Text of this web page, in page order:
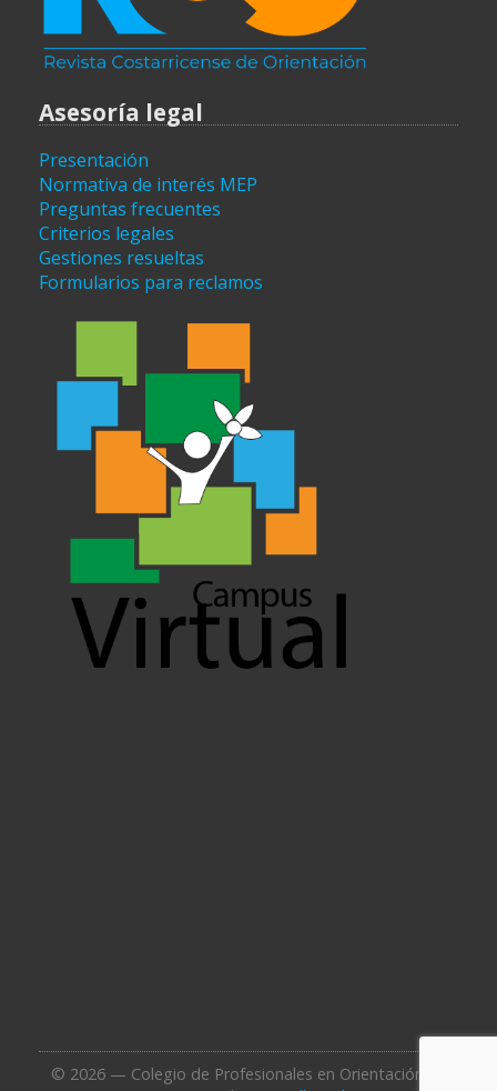
Asesoría legal
Presentación
Normativa de interés MEP
Preguntas frecuentes
Criterios legales
Gestiones resueltas
Formularios para reclamos
© 2026 — Colegio de Profesionales en Orientación de